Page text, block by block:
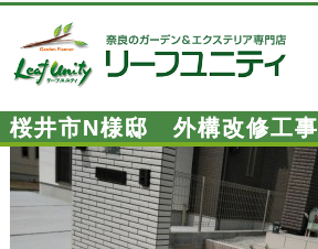
桜井市N様邸 外構改修工事